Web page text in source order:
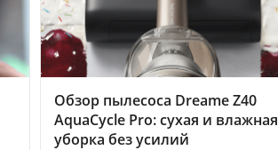
Обзор пылесоса Dreame Z40
AquaCycle Pro: сухая и влажная
уборка без усилий